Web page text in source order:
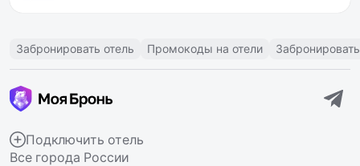
Забронировать отель Промокоды на отели
Подключить отель
Все города России